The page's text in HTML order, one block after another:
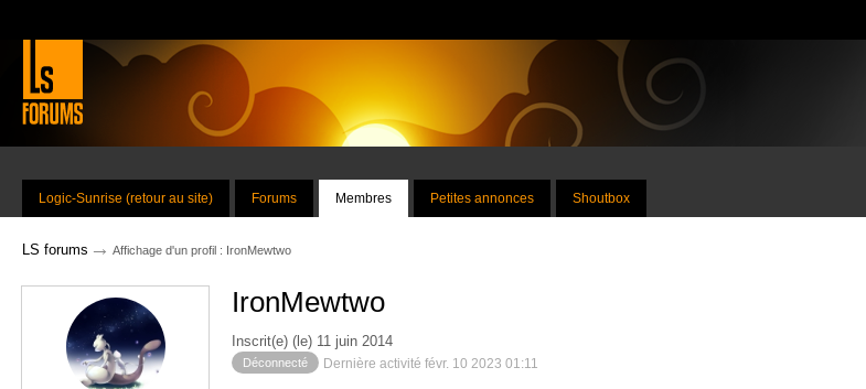
Logic-Sunrise (retour au site) Forums Membres Petites annonces Shoutbox
LS forums → Affichage d'un profil : IronMewtwo
IronMewtwo
Inscrit(e) (le) 11 juin 2014
Déconnecté Dernière activité févr. 10 2023 01:11